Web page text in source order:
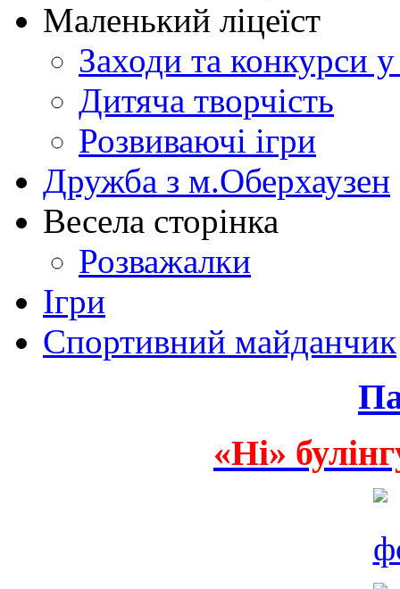
Маленький ліцеїст
Заходи та конкурси у
Дитяча творчість
Розвиваючі ігри
Дружба з м.Оберхаузен
Весела сторінка
Розважалки
Ігри
Спортивний майданчик
«Ні»